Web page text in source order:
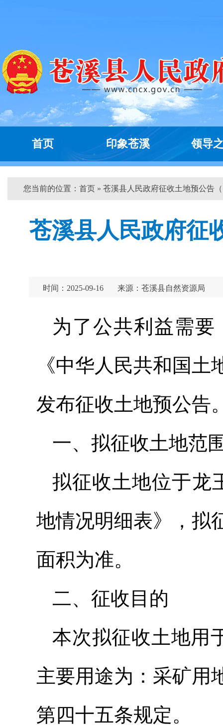
首页 印象苍溪 领导
您当前的位置： 首页 » 苍溪县人民政府征收土地预公告
苍溪县人民政府征
时间：2025-09-16 来源：苍溪县自然资源局
为了公共利益需
《中华人民共和国
发布征收土地预公告
一、拟征收土地范
拟征收土地位于龙
地情况明细表》，拟
面积为准。
二、征收目的
本次拟征收土地用
主要用途为：采矿用
第四十五条规定。